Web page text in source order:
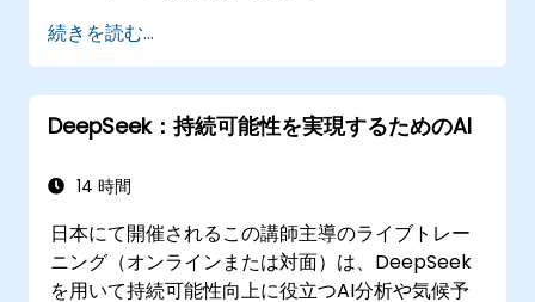
設定とパーソナライゼーションの精度を高め
る
AI活用ツールを自身のマーケティングワーク
フローに組み込む
続きを読む...
DeepSeek：持続可能性を実現するためのAI
14 時間
日本にて開催されるこの講師主導のライブトレー
ニング（オンラインまたは対面）は、DeepSeek
を用いて持続可能性向上に役立つAI分析や気候予